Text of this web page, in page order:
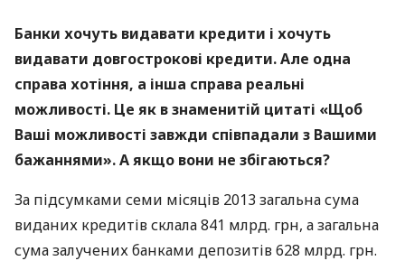
Банки хочуть видавати кредити і хочуть
видавати довгострокові кредити. Але одна
справа хотіння, а інша справа реальні
можливості. Це як в знаменитій цитаті «Щоб
Ваші можливості завжди співпадали з Вашими
бажаннями». А якщо вони не збігаються?
За підсумками семи місяців 2013 загальна сума
виданих кредитів склала 841 млрд. грн, а загальна
сума залучених банками депозитів 628 млрд. грн.